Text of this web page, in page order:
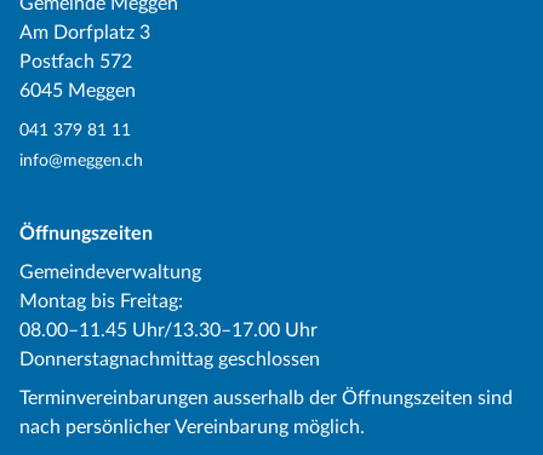
Am Dorfplatz 3
Postfach 572
6045 Meggen
041 379 81 11
info@meggen.ch
Öffnungszeiten
Gemeindeverwaltung
Montag bis Freitag:
08.00–11.45 Uhr/13.30–17.00 Uhr
Donnerstagnachmittag geschlossen
Terminvereinbarungen ausserhalb der Öffnungszeiten sind
nach persönlicher Vereinbarung möglich.